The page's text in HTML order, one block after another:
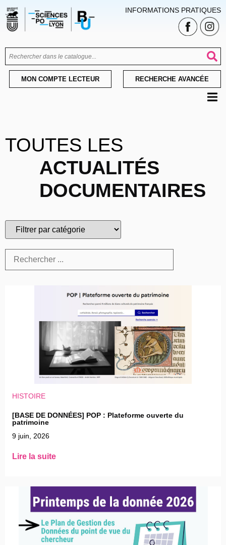
INFORMATIONS PRATIQUES
MON COMPTE LECTEUR RECHERCHE AVANCÉE
TOUTES LES
ACTUALITÉS
DOCUMENTAIRES
HISTOIRE
[BASE DE DONNÉES] POP : Plateforme ouverte du
patrimoine
9 juin, 2026
Lire la suite